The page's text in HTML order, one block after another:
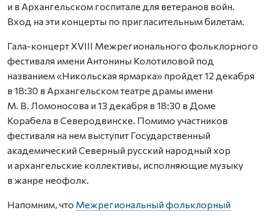
и в Архангельском госпитале для ветеранов войн.
Вход на эти концерты по пригласительным билетам.
Гала-концерт XVIII Межрегионального фольклорного
фестиваля имени Антонины Колотиловой под
названием «Никольская ярмарка» пройдет 12 декабря
в 18:30 в Архангельском театре драмы имени
М. В. Ломоносова и 13 декабря в 18:30 в Доме
Корабела в Северодвинске. Помимо участников
фестиваля на нем выступит Государственный
академический Северный русский народный хор
и архангельские коллективы, исполняющие музыку
в жанре неофолк.
Напомним, что Межрегиональный фольклорный